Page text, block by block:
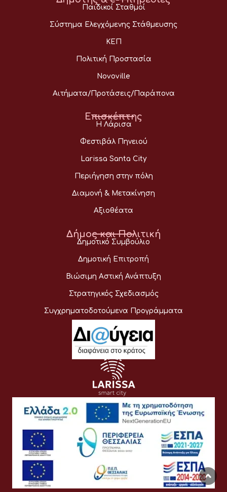
Παιδικοί Σταθμοί
Σύστημα Ελεγχόμενης Στάθμευσης
ΚΕΠ
Πολιτική Προστασία
Novoville
Αιτήματα/Προτάσεις/Παράπονα
Επισκέπτης
Η Λάρισα
Φεστιβάλ Πηνειού
Larissa Santa City
Περιήγηση στην πόλη
Διαμονή & Μετακίνηση
Αξιοθέατα
Δήμος και Πολιτική
Δημοτικό Συμβούλιο
Δημοτική Επιτροπή
Βιώσιμη Αστική Ανάπτυξη
Στρατηγικός Σχεδιασμός
Συγχρηματοδοτούμενα Προγράμματα